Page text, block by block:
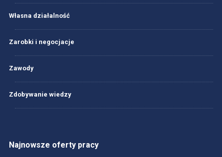
Własna działalność
Zarobki i negocjacje
Zawody
Zdobywanie wiedzy
Najnowsze oferty pracy